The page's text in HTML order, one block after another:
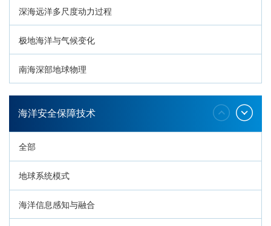
深海远洋多尺度动力过程
极地海洋与气候变化
南海深部地球物理
深海生命与生态过程
海洋安全保障技术
全部
地球系统模式
海洋信息感知与融合